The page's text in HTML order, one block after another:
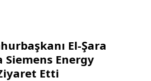
El-Şara
Siemens Energy
Etti